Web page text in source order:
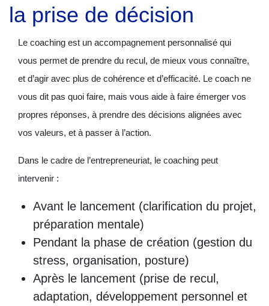
la prise de décision
Le coaching est un accompagnement personnalisé qui
vous permet de prendre du recul, de mieux vous connaître,
et d’agir avec plus de cohérence et d’efficacité. Le coach ne
vous dit pas quoi faire, mais vous aide à faire émerger vos
propres réponses, à prendre des décisions alignées avec
vos valeurs, et à passer à l’action.
Dans le cadre de l’entrepreneuriat, le coaching peut
intervenir :
Avant le lancement (clarification du projet,
préparation mentale)
Pendant la phase de création (gestion du
stress, organisation, posture)
Après le lancement (prise de recul,
adaptation, développement personnel et